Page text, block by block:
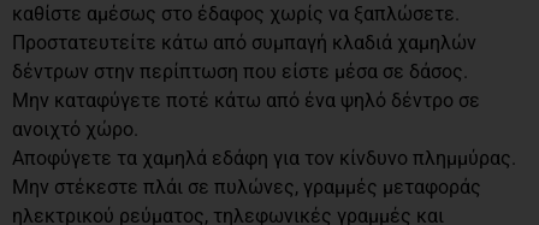
καθίστε αμέσως στο έδαφος χωρίς να ξαπλώσετε.
Προστατευτείτε κάτω από συμπαγή κλαδιά χαμηλών
δέντρων στην περίπτωση που είστε μέσα σε δάσος.
Μην καταφύγετε ποτέ κάτω από ένα ψηλό δέντρο σε
ανοιχτό χώρο.
Αποφύγετε τα χαμηλά εδάφη για τον κίνδυνο πλημμύρας.
Μην στέκεστε πλάι σε πυλώνες, γραμμές μεταφοράς
ηλεκτρικού ρεύματος, τηλεφωνικές γραμμές και